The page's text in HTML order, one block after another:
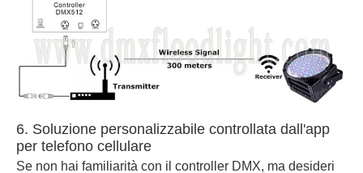
6. Soluzione personalizzabile controllata dall'app
per telefono cellulare
Se non hai familiarità con il controller DMX, ma desideri